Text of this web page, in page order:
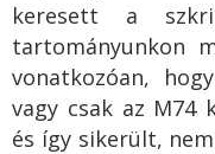
keresett a
tartományunkon
vonatkozóan,
vagy csak az M74
és így sikerült,